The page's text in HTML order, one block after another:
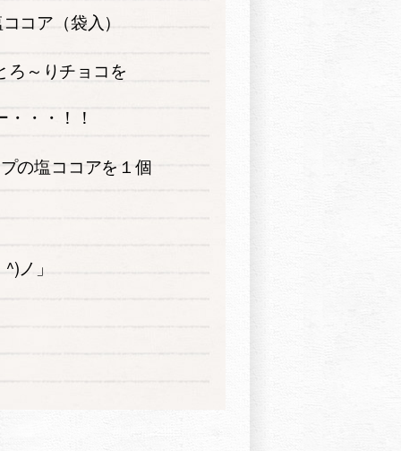
コア（袋入）
ろ～りチョコを
・・！！
の塩ココアを１個
ノ」